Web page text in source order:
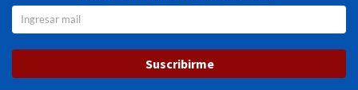
Suscribirme